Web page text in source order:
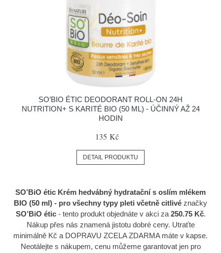
SO’BIO ÉTIC DEODORANT ROLL-ON 24H
NUTRITION+ S KARITÉ BIO (50 ML) - ÚČINNÝ AŽ 24
HODIN
135 Kč
DETAIL PRODUKTU
SO’BiO étic Krém hedvábný hydratační s oslím mlékem
BIO (50 ml) - pro všechny typy pleti včetně citlivé značky
SO’BiO étic- tento produkt objednáte v akci za 250.75 Kč.
Nákup přes nás znamená jistotu dobré ceny. Utraťte
minimálně Kč a DOPRAVU ZCELA ZDARMA máte v kapse.
Neotálejte s nákupem, cenu můžeme garantovat jen pro